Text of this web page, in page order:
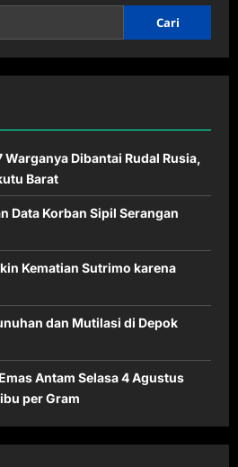
Cari
Warganya Dibantai Rudal Rusia,
Barat
Data Korban Sipil Serangan
Kematian Sutrimo karena
dan Mutilasi di Depok
Antam Selasa 4 Agustus
per Gram